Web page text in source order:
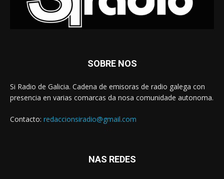
SOBRE NOS
Si Radio de Galicia. Cadena de emisoras de radio galega con
presencia en varias comarcas da nosa comunidade autonoma.
Contacto: redaccionsiradio@gmail.com
NAS REDES